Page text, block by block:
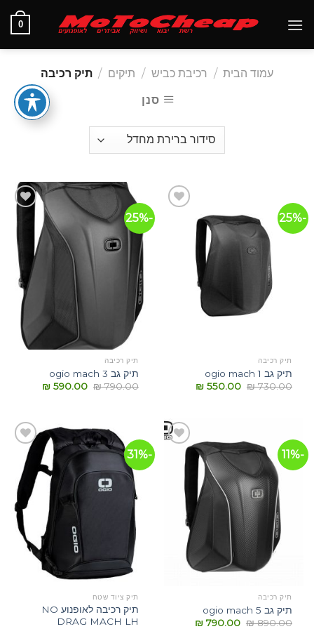
0
עמוד הבית / רכיבת כביש / תיקים / תיק רכיבה
סנן
-25%
תיק רכיבה
תיק גב ogio mach 1
₪730.00
₪550.00
-25%
הוסף
לרשימת
תיק רכיבה
תיק גב ogio mach 3
₪790.00
₪590.00
-11%
תיק רכיבה
תיק גב ogio mach 5
₪890.00
₪790.00
-31%
לרשימת
תיק ציוד שטח
תיק רכיבה לאופנוע NO
DRAG MACH LH